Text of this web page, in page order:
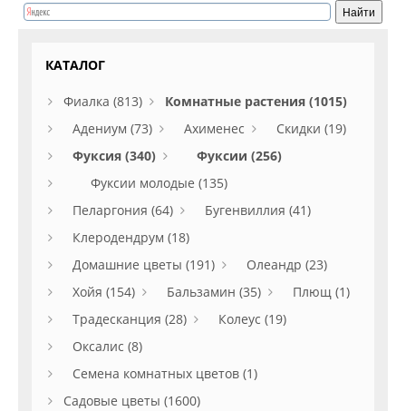
КАТАЛОГ
Фиалка (813)
Комнатные растения (1015)
Адениум (73)
Ахименес
Скидки (19)
Фуксия (340)
Фуксии (256)
Фуксии молодые (135)
Пеларгония (64)
Бугенвиллия (41)
Клеродендрум (18)
Домашние цветы (191)
Олеандр (23)
Хойя (154)
Бальзамин (35)
Плющ (1)
Традесканция (28)
Колеус (19)
Оксалис (8)
Семена комнатных цветов (1)
Садовые цветы (1600)